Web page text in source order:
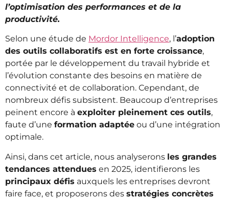
l’optimisation des performances et de la
productivité.
Selon une étude de Mordor Intelligence, l’adoption
des outils collaboratifs est en forte croissance,
portée par le développement du travail hybride et
l’évolution constante des besoins en matière de
connectivité et de collaboration. Cependant, de
nombreux défis subsistent. Beaucoup d’entreprises
peinent encore à exploiter pleinement ces outils,
faute d’une formation adaptée ou d’une intégration
optimale.
Ainsi, dans cet article, nous analyserons les grandes
tendances attendues en 2025, identifierons les
principaux défis auxquels les entreprises devront
faire face, et proposerons des stratégies concrètes